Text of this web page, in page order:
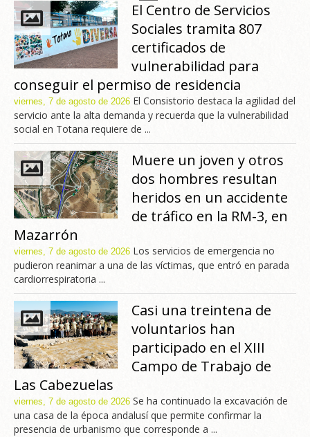
El Centro de Servicios
Sociales tramita 807
certificados de
vulnerabilidad para
conseguir el permiso de residencia
viernes, 7 de agosto de 2026 El Consistorio destaca la agilidad del
servicio ante la alta demanda y recuerda que la vulnerabilidad
social en Totana requiere de ...
Muere un joven y otros
dos hombres resultan
heridos en un accidente
de tráfico en la RM-3, en
Mazarrón
viernes, 7 de agosto de 2026 Los servicios de emergencia no
pudieron reanimar a una de las víctimas, que entró en parada
cardiorrespiratoria ...
Casi una treintena de
voluntarios han
participado en el XIII
Campo de Trabajo de
Las Cabezuelas
viernes, 7 de agosto de 2026 Se ha continuado la excavación de
una casa de la época andalusí que permite confirmar la
presencia de urbanismo que corresponde a ...